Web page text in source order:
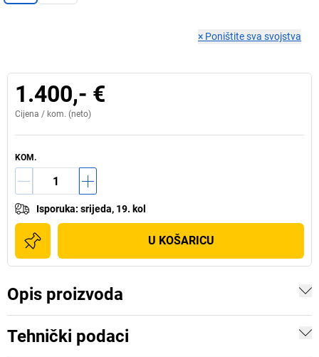
× Poništite sva svojstva
1.400,- €
Cijena / kom. (neto)
KOM.
Isporuka: srijeda, 19. kol
U KOŠARICU
Opis proizvoda
Tehnički podaci